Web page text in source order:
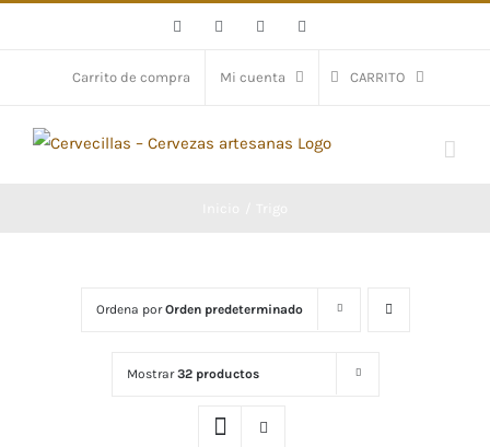
contenido
Facebook YouTube
Carrito de compra Mi cuenta CARRITO
Ordena porOrden predeterminado
Mostrar32 productos